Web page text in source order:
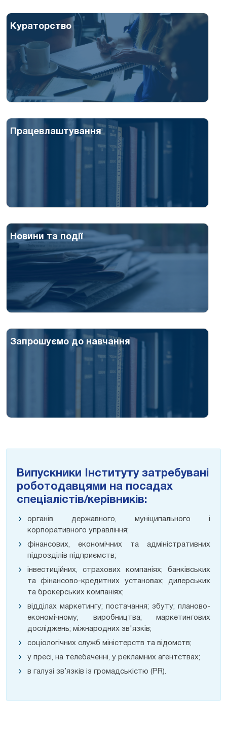
Кураторство
Працевлаштування
Новини та події
Запрошуємо до навчання
Випускники Інституту затребувані
роботодавцями на посадах
спеціалістів/керівників:
органів державного, муніципального і
корпоративного управління;
фінансових, економічних та адміністративних
підрозділів підприємств;
інвестиційних, страхових компаніях; банківських
та фінансово-кредитних установах; дилерських
та брокерських компаніях;
відділах маркетингу; постачання; збуту; планово-
економічному; виробництва; маркетингових
досліджень; міжнародних зв'язків;
соціологічних служб міністерств та відомств;
у пресі, на телебаченні, у рекламних агентствах;
в галузі зв’язків із громадськістю (PR).